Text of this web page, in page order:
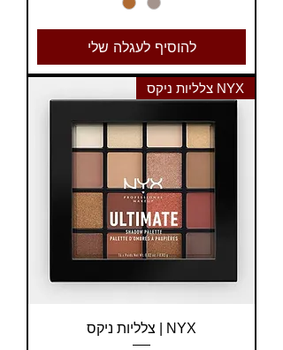
להוסיף לעגלה שלי
NYX צלליות ניקס
NYX | צלליות ניקס